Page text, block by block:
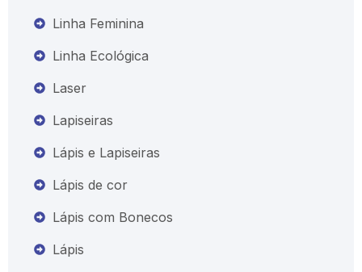
Linha Feminina
Linha Ecológica
Laser
Lapiseiras
Lápis e Lapiseiras
Lápis de cor
Lápis com Bonecos
Lápis